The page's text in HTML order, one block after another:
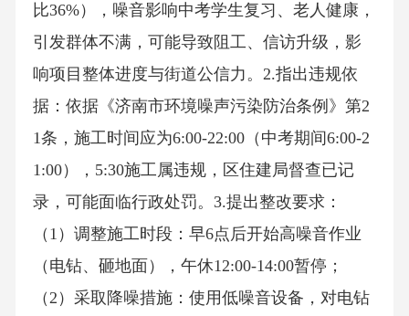
比36%），噪音影响中考学生复习、老人健康，
引发群体不满，可能导致阻工、信访升级，影
响项目整体进度与街道公信力。2.指出违规依
据：依据《济南市环境噪声污染防治条例》第2
1条，施工时间应为6:00-22:00（中考期间6:00-2
1:00），5:30施工属违规，区住建局督查已记
录，可能面临行政处罚。3.提出整改要求：
（1）调整施工时段：早6点后开始高噪音作业
（电钻、砸地面），午休12:00-14:00暂停；
（2）采取降噪措施：使用低噪音设备，对电钻